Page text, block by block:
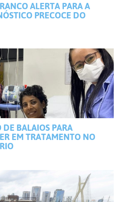
ALERTA PARA A
PRECOCE DO
BALAIOS PARA
EM TRATAMENTO NO